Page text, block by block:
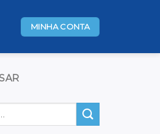
MINHA CONTA